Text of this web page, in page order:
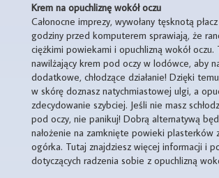
Krem na opuchliznę wokół oczu
Całonocne imprezy, wywołany tęsknotą
godziny przed komputerem sprawiają, że
ciężkimi powiekami i opuchlizną wokół oczu.
nawilżający krem pod oczy w lodówce, aby
dodatkowe, chłodzące działanie! Dzięki
w skórę doznasz natychmiastowej ulgi, a
zdecydowanie szybciej. Jeśli nie masz
pod oczy, nie panikuj! Dobrą alternatywą
nałożenie na zamknięte powieki plasterków
ogórka. Tutaj znajdziesz więcej informacji i
dotyczących radzenia sobie z opuchlizną